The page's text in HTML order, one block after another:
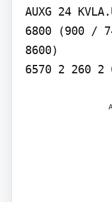
AUXG 24
6800 (900 /
8600)
6570 2 260 2